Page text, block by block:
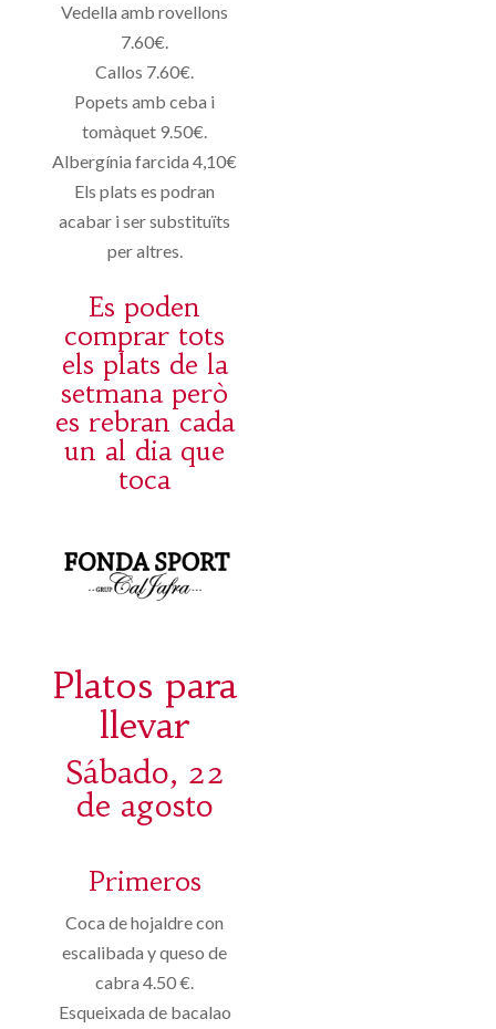
Vedella amb rovellons
7.60€.
Callos 7.60€.
Popets amb ceba i
tomàquet 9.50€.
Albergínia farcida 4,10€
Els plats es podran
acabar i ser substituïts
per altres.
Es poden
comprar tots
els plats de la
setmana però
es rebran cada
un al dia que
toca
Platos para
llevar
Sábado, 22
de agosto
Primeros
Coca de hojaldre con
escalibada y queso de
cabra 4.50 €.
Esqueixada de bacalao